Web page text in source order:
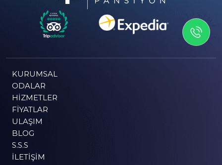
İLETİSİME GEÇİN
KURUMSAL
ODALAR
HIZMETLER
FIYATLAR
ULAŞIM
BLOG
S.S.S
İLETIŞIM